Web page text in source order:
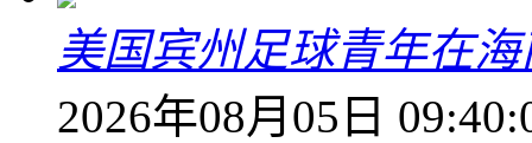
美国宾州足球青年在
2026年08月05日